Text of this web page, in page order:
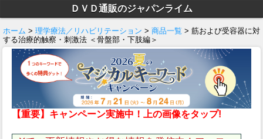
ＤＶＤ通販のジャパンライム
ホーム > 理学療法／リハビリテーション > 商品一覧 > 筋および受容器に対
する治療的触察・刺激法 ＜骨盤部・下肢編＞
【重要】キャンペーン実施中！上の画像をタップ!